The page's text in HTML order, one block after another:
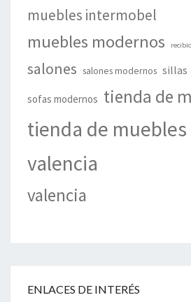
muebles intermobel
muebles modernos
salones salones modernos sillas
sofas modernos tienda de
tienda de muebles
valencia
valencia
ENLACES DE INTERÉS